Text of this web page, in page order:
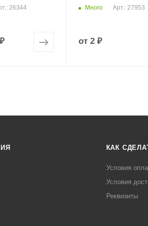
26344 Много Арт.: 27953
от 2 ₽
КАК
Условия
Условия
Реквизиты